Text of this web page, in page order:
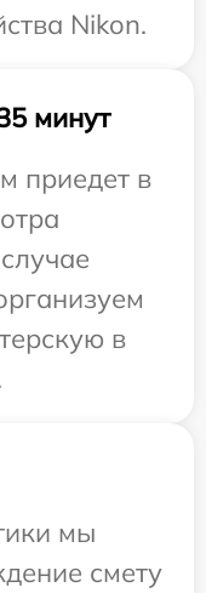
Nikon.
минут
приедет в
в
мы
смету